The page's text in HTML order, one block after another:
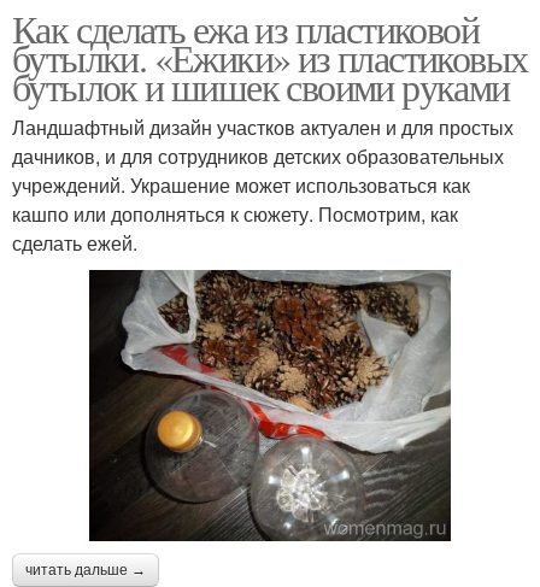
Как сделать ежа из пластиковой
бутылки. «Ежики» из пластиковых
бутылок и шишек своими руками
Ландшафтный дизайн участков актуален и для простых
дачников, и для сотрудников детских образовательных
учреждений. Украшение может использоваться как
кашпо или дополняться к сюжету. Посмотрим, как
сделать ежей.
читать дальше →